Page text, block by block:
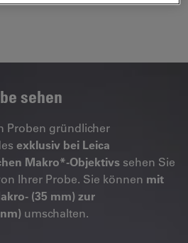
sehen
Proben gründlicher
exklusiv bei Leica
Makro*-Objektivs sehen Sie
Ihrer Probe. Sie können mit
(35 mm) zur
umschalten.